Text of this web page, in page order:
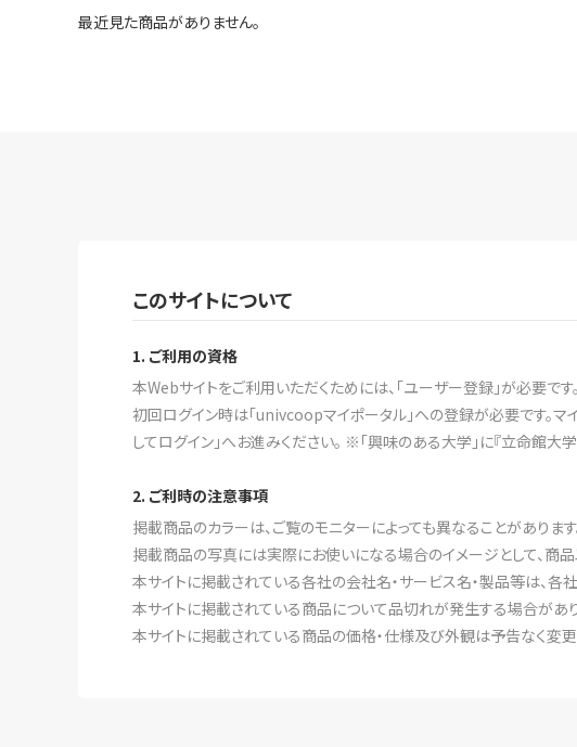
最近見た商品がありません。
このサイトについて
1. ご利用の資格
本Webサイトをご利用いただくためには、「ユーザー登録」が必要で
初回ログイン時は「univcoopマイポータル」への登録が必要です。
してログイン」へお進みください。 ※「興味のある大学」に『立命館大学
2. ご利時の注意事項
掲載商品のカラーは、ご覧のモニターによっても異なることがありま
掲載商品の写真には実際にお使いになる場合のイメージとして、商
本サイトに掲載されている各社の会社名・サービス名・製品等は、各
本サイトに掲載されている商品について品切れが発生する場合があり
本サイトに掲載されている商品の価格・仕様及び外観は予告なく変更